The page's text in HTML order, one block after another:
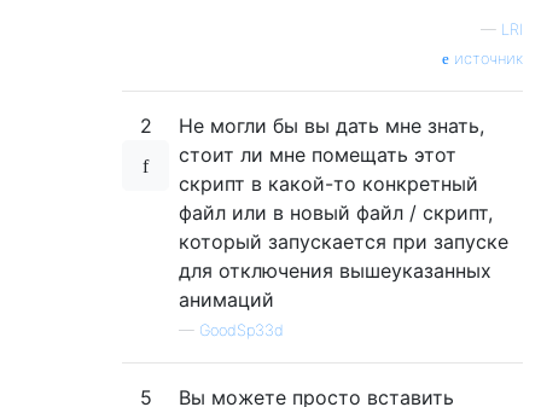
# showing and hiding Launchpad
defaults write com.apple.dock
defaults write com.apple.dock
# changing pages in Launchpad
defaults write com.apple.dock
# at least AnimateInfoPanes
defaults write com.apple.finder
defaults write com.apple.Mail
— LRI
источник
2
Не могли бы вы дать мне знать,
стоит ли мне помещать этот
скрипт в какой-то конкретный
файл или в новый файл / скрипт,
который запускается при запуске
для отключения вышеуказанных
анимаций
— GoodSp33d
5
Вы можете просто вставить